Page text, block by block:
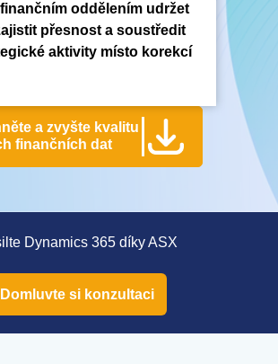
oddělením udržet
přesnost a soustředit
aktivity místo korekcí
a zvyšte kvalitu
finančních dat
Dynamics 365 díky ASX
Domluvte si konzultaci